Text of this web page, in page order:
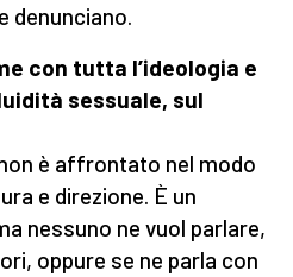
denunciano.
con tutta l’ideologia e
sessuale, sul
è affrontato nel modo
e direzione. È un
nessuno ne vuol parlare,
oppure se ne parla con